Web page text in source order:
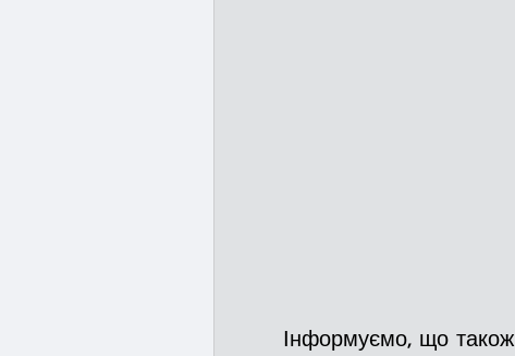
       Інформуємо, що також